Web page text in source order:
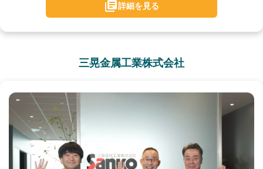
詳細を見る
三晃金属工業株式会社